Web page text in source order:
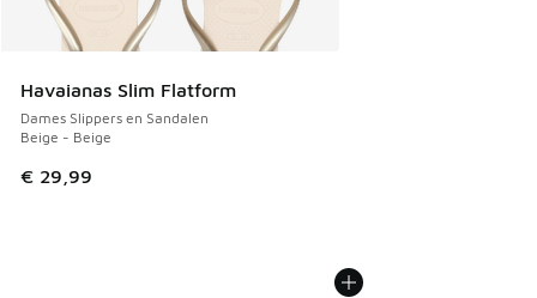
Havaianas Slim Flatform
Dames Slippers en Sandalen
Beige - Beige
€ 29,99